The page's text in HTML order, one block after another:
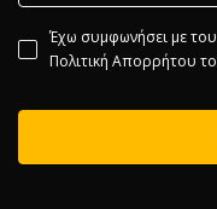
Έχω συμφωνήσει με
Πολιτική Απορρήτου